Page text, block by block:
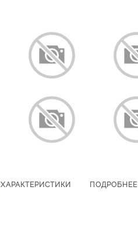
ХАРАКТЕРИСТИКИ ПОДРОБНЕЕ